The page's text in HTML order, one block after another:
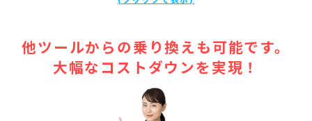
他ツールからの乗り換えも可能です。
大幅なコストダウンを実現！